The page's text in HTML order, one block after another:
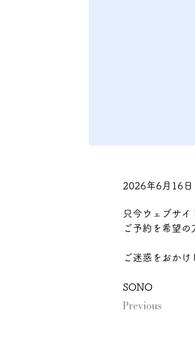
2026年6月16日
只今ウェブサイ
ご予約を希望
ご迷惑をおかけ
SONO
Previous